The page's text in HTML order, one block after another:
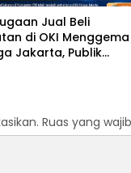
Jual Beli
di OKI Menggema
Jakarta, Publik
Ruas yang